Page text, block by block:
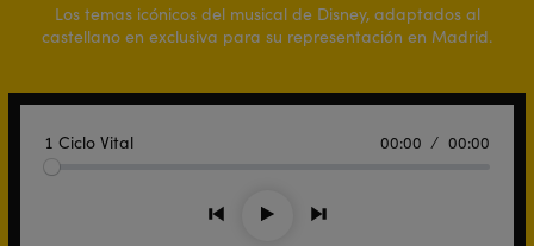
Los temas icónicos del musical de Disney, adaptados al
castellano en exclusiva para su representación en Madrid.
1 Ciclo Vital 00:00 00:00
Anterior Siguiente